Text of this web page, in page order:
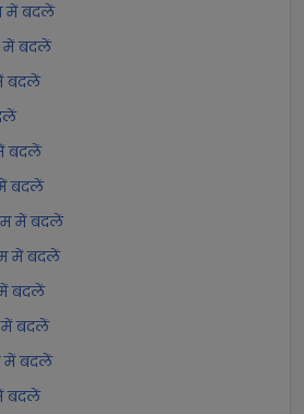
में बदलें
में बदलें
बदलें
बदलें
बदलें
में बदलें
में बदलें
में बदलें
में बदलें
में बदलें
बदलें